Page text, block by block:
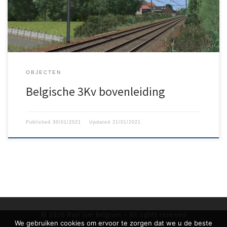
hoogte van de bovenleiding moet exact 5,7724 m zijn want
anders werkt het pakket niet correct.
OBJECTEN
Belgische 3Kv bovenleiding
Published 30/01/2021 Updated 31/01/2021
We gebruiken cookies om ervoor te zorgen dat we u de beste